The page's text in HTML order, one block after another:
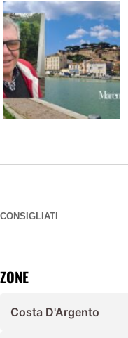
CONSIGLIATI
ZONE
Costa D'Argento